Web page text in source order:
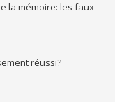
la mémoire: les faux
réussi?